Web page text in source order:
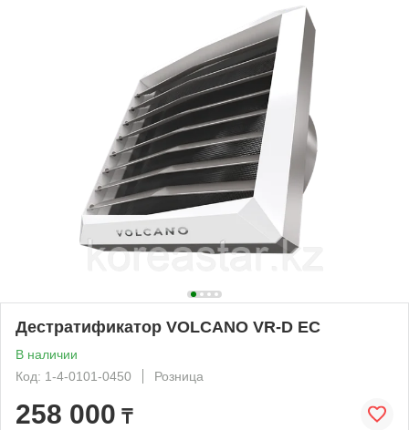
Дестратификатор VOLCANO VR-D ЕC
В наличии
Код: 1-4-0101-0450
Розница
258 000 ₸